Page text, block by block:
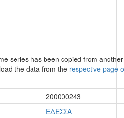
series has been copied from
the data from the respective page
200000243
ΕΔΕΣΣΑ